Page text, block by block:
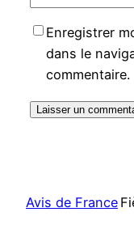
Enregistrer
dans le
commentaire.
Avis de France